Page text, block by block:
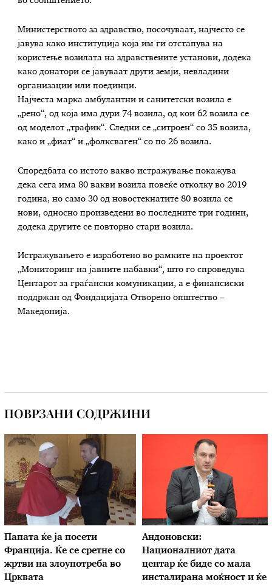
Министерството за здравство, посочуваат, најчесто се
јавува како институција која им ги отстапува на
користење возилата на здравствените установи, додека
како донатори се јавуваат други земји, невладини
организации или поединци.
Најчеста марка амбулантни и санитетски возила е
„рено“, од која има дури 74 возила, од кои 62 возила се
од моделот „трафик“. Следни се „ситроен“ со 35 возила,
како и „фиат“ и „фолксваген“ со по 26 возила.
Споредбата со истото вакво истражување покажува
дека сега има 80 вакви возила повеќе отколку во 2019
година, но само 30 од новостекнатите 80 возила се
нови, односно произведени во последните три години,
додека другите се повторно стари возила.
Истражувањето е изработено во рамките на проектот
„Мониторинг на јавните набавки“, што го спроведува
Центарот за граѓански комуникации, а е финансиски
поддржан од Фондацијата Отворено општество –
Македонија.
ПОВРЗАНИ СОДРЖИНИ
Папата ќе ја посети
Франција. Ќе се сретне со
жртви на злоупотреба во
Црквата
Андоновски:
Националниот дата
центар ќе биде со мала
инсталирана моќност и ќе